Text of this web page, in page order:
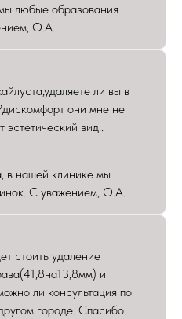
любые образования
О.А.
ли вы в
они мне не
эстетический вид..
в нашей клинике мы
С уважением, О.А.
стоить удаление
и
ли консультация по
городе. Спасибо.